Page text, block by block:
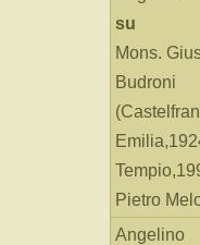
su
Mons.
Budroni
Pietro
Angelino